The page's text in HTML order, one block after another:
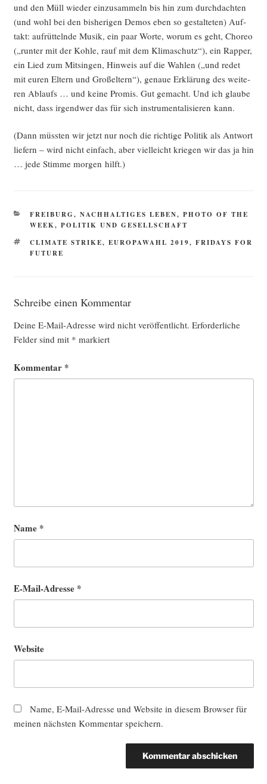
und den Müll wie­der ein­zu­sam­meln bis hin zum durch­dach­ten
(und wohl bei den bis­he­ri­gen Demos eben so gestal­te­ten) Auf­
takt: auf­rüt­teln­de Musik, ein paar Wor­te, wor­um es geht, Cho­reo
(„run­ter mit der Koh­le, rauf mit dem Kli­ma­schutz“), ein Rap­per,
ein Lied zum Mit­sin­gen, Hin­weis auf die Wah­len („und redet
mit euren Eltern und Groß­el­tern“), genaue Erklä­rung des wei­te­
ren Ablaufs … und kei­ne Pro­mis. Gut gemacht. Und ich glau­be
nicht, dass irgend­wer das für sich instru­men­ta­li­sie­ren kann.
(Dann müss­ten wir jetzt nur noch die rich­ti­ge Poli­tik als Ant­wort
lie­fern – wird nicht ein­fach, aber viel­leicht krie­gen wir das ja hin
… jede Stim­me mor­gen hilft.)
KATEGORIEN
FREIBURG, NACHHALTIGES LEBEN, PHOTO OF THE
WEEK, POLITIK UND GESELLSCHAFT
SCHLAGWÖRTER
CLIMATE STRIKE, EUROPAWAHL 2019, FRIDAYS FOR
FUTURE
Schreibe einen Kommentar
Deine E-Mail-Adresse wird nicht veröffentlicht. Erforderliche
Felder sind mit * markiert
Kommentar *
Name *
E-Mail-Adresse *
Website
Name, E-Mail-Adresse und Website in diesem Browser für
meinen nächsten Kommentar speichern.